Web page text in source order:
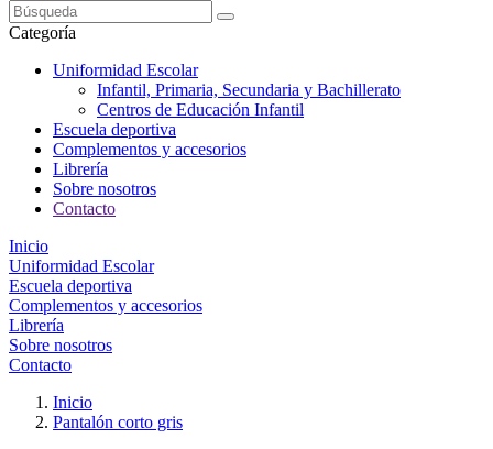
Categoría
Uniformidad Escolar
Infantil, Primaria, Secundaria y Bachillerato
Centros de Educación Infantil
Escuela deportiva
Complementos y accesorios
Librería
Sobre nosotros
Contacto
Inicio
Uniformidad Escolar
Escuela deportiva
Complementos y accesorios
Librería
Sobre nosotros
Contacto
Inicio
Pantalón corto gris